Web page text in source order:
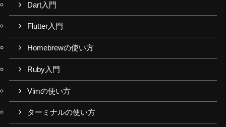
Dart入門
Flutter入門
Homebrewの使い方
Ruby入門
Vimの使い方
ターミナルの使い方